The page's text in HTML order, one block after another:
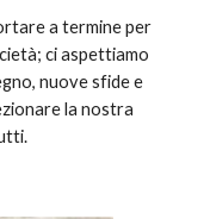
a termine per
ci aspettiamo
nuove sfide e
la nostra